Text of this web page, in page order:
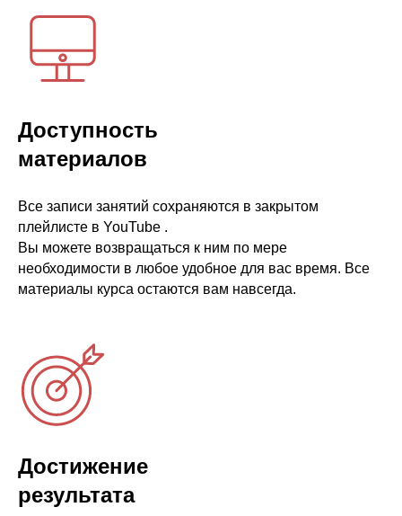
Доступность
материалов
Все записи занятий сохраняются в закрытом
плейлисте в YouTube .
Вы можете возвращаться к ним по мере
необходимости в любое удобное для вас время. Все
материалы курса остаются вам навсегда.
Достижение
результата